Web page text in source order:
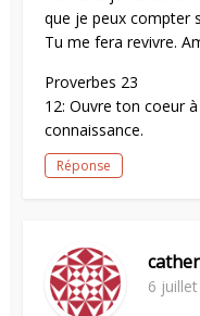
que je peux compter
Tu me fera revivre.
Proverbes 23
12: Ouvre ton coeur
connaissance.
Réponse
6